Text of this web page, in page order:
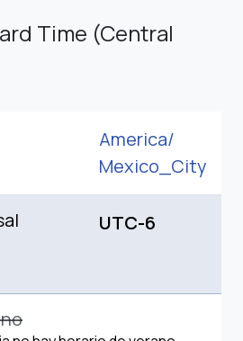
Time (Central
America/
Mexico_City
UTC-6